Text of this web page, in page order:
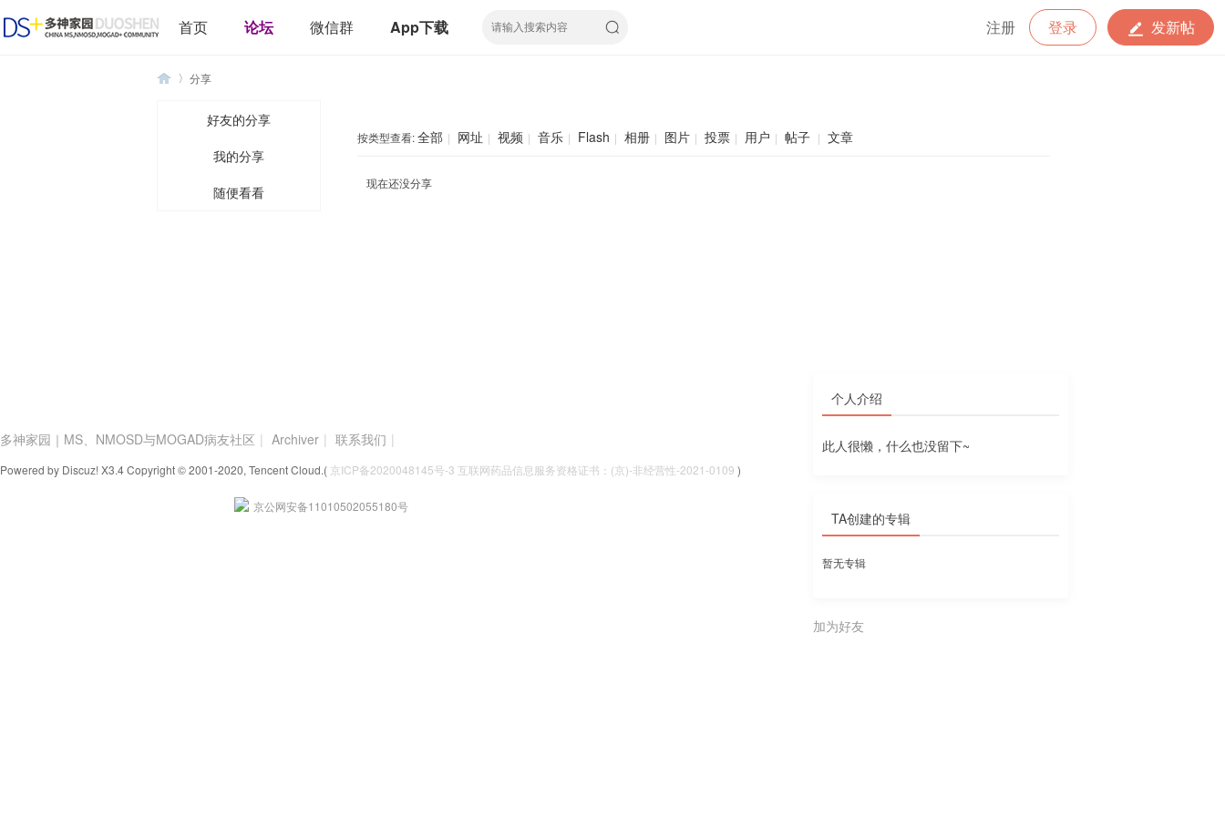
首页 论坛 微信群 App下载 发新帖
注册 登录
分享
好友的分享
我的分享
随便看看
按类型查看:全部 | 网址 | 视频 | 音乐 | Flash | 相册 | 图片 | 投票 | 用户 | 帖子 | 文章
现在还没分享
个人介绍
此人很懒，什么也没留下~
TA创建的专辑
暂无专辑
加为好友
多神家园｜MS、NMOSD与MOGAD病友社区 | Archiver | 联系我们 |
Powered by Discuz! X3.4 Copyright © 2001-2020, Tencent Cloud.( 京ICP备2020048145号-3 互联网药品信息服务资格证书：(京)-非经营性-2021-0109 )
京公网安备11010502055180号